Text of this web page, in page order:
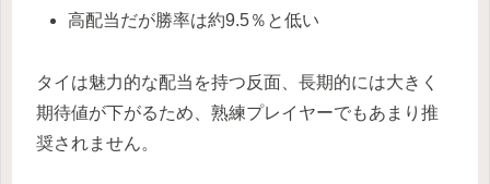
高配当だが勝率は約9.5％と低い
タイは魅力的な配当を持つ反面、長期的には大きく
期待値が下がるため、熟練プレイヤーでもあまり推
奨されません。